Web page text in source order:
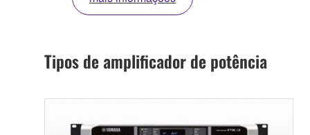
Tipos de amplificador de potência